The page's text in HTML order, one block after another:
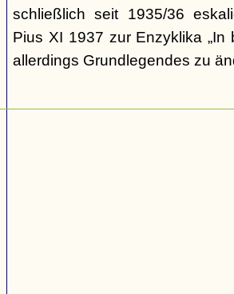
schließlich seit 1935/36
Pius XI 1937 zur Enzyklika
allerdings Grundlegendes zu